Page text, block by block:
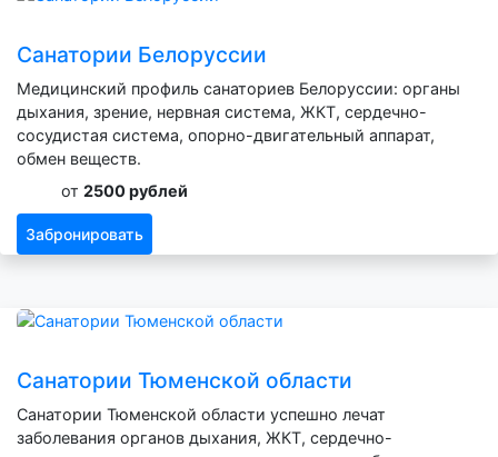
Санатории Белоруссии
Медицинский профиль санаториев Белоруссии: органы
дыхания, зрение, нервная система, ЖКТ, сердечно-
сосудистая система, опорно-двигательный аппарат,
обмен веществ.
от 2500 рублей
Забронировать
Санатории Тюменской области
Санатории Тюменской области успешно лечат
заболевания органов дыхания, ЖКТ, сердечно-